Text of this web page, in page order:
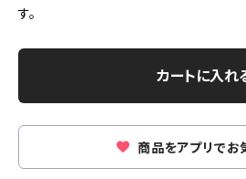
す。
カートに入れ
商品をアプリでお